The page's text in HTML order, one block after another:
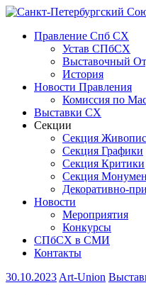
Правление Спб СХ
Устав СПбСХ
Выставочный
История
Новости Правления
Комиссия по
Выставки СХ
Секции
Секция
Секция Графики
Секция Критики
Секция
Декоративно-
Новости
Мероприятия
Конкурсы
СПбСХ в СМИ
Контакты
30.10.2023 Art-Union